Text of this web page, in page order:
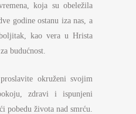
koja su obeležila
godine ostanu iza nas, a
kao vera u Hrista
budućnost.
okruženi svojim
zdravi i ispunjeni
pobedu života nad smrću.